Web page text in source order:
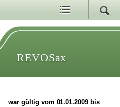
REVOSax
war gültig vom 01.01.2009 bis